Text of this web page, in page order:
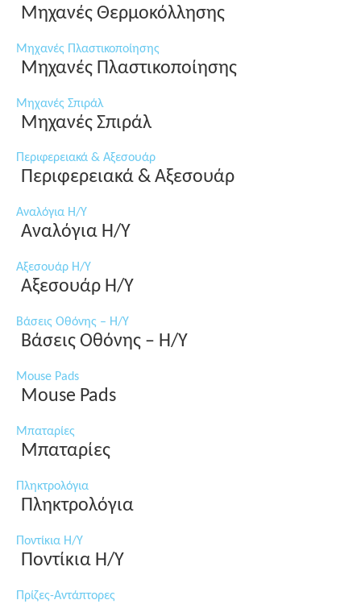
Μηχανές Θερμοκόλλησης
Μηχανές Πλαστικοποίησης
Μηχανές Πλαστικοποίησης
Μηχανές Σπιράλ
Μηχανές Σπιράλ
Περιφερειακά & Αξεσουάρ
Περιφερειακά & Αξεσουάρ
Αναλόγια Η/Υ
Αναλόγια Η/Υ
Αξεσουάρ Η/Υ
Αξεσουάρ Η/Υ
Βάσεις Οθόνης – Η/Υ
Βάσεις Οθόνης – Η/Υ
Mouse Pads
Mouse Pads
Μπαταρίες
Μπαταρίες
Πληκτρολόγια
Πληκτρολόγια
Ποντίκια Η/Υ
Ποντίκια Η/Υ
Πρίζες-Αντάπτορες